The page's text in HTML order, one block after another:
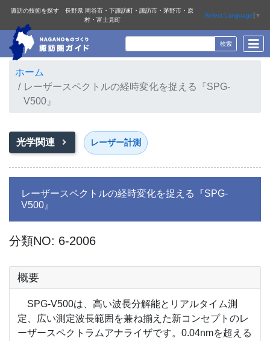
諏訪の技術を探す 長野県 岡谷市・下諏訪町・諏訪市・茅野市・原
村・富士見町
Select Language ▼
ホーム
レーザースペクトルの経時変化を捉える『SPG-
V500』
光学関連 レーザー計測
レーザースペクトルの経時変化を捉える『SPG-
V500』
分類NO: 6-2006
概要
SPG-V500は、高い波長分解能とリアルタイム測
定、広い測定波長範囲を兼ね揃えた新コンセプトのレ
ーザースペクトラムアナライザです。0.04nmを超える